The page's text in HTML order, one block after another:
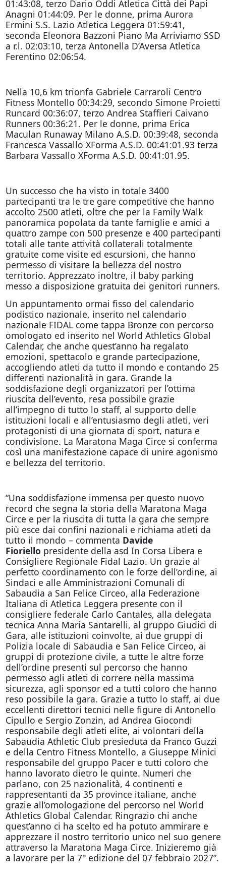
01:43:08, terzo Dario Oddi Atletica Città dei Papi
Anagni 01:44:09. Per le donne, prima Aurora
Ermini S.S. Lazio Atletica Leggera 01:59:41,
seconda Eleonora Bazzoni Piano Ma Arriviamo SSD
a r.l. 02:03:10, terza Antonella D’Aversa Atletica
Ferentino 02:06:54.
Nella 10,6 km trionfa Gabriele Carraroli Centro
Fitness Montello 00:34:29, secondo Simone Proietti
Runcard 00:36:07, terzo Andrea Staffieri Caivano
Runners 00:36:21. Per le donne, prima Erica
Maculan Runaway Milano A.S.D. 00:39:48, seconda
Francesca Vassallo XForma A.S.D. 00:41:01.93 terza
Barbara Vassallo XForma A.S.D. 00:41:01.95.
Un successo che ha visto in totale 3400
partecipanti tra le tre gare competitive che hanno
accolto 2500 atleti, oltre che per la Family Walk
panoramica popolata da tante famiglie e amici a
quattro zampe con 500 presenze e 400 partecipanti
totali alle tante attività collaterali totalmente
gratuite come visite ed escursioni, che hanno
permesso di visitare la bellezza del nostro
territorio. Apprezzato inoltre, il baby parking
messo a disposizione gratuita dei genitori runners.
Un appuntamento ormai fisso del calendario
podistico nazionale, inserito nel calendario
nazionale FIDAL come tappa Bronze con percorso
omologato ed inserito nel World Athletics Global
Calendar, che anche quest’anno ha regalato
emozioni, spettacolo e grande partecipazione,
accogliendo atleti da tutto il mondo e contando 25
differenti nazionalità in gara. Grande la
soddisfazione degli organizzatori per l’ottima
riuscita dell’evento, resa possibile grazie
all’impegno di tutto lo staff, al supporto delle
istituzioni locali e all’entusiasmo degli atleti, veri
protagonisti di una giornata di sport, natura e
condivisione. La Maratona Maga Circe si conferma
così una manifestazione capace di unire agonismo
e bellezza del territorio.
“Una soddisfazione immensa per questo nuovo
record che segna la storia della Maratona Maga
Circe e per la riuscita di tutta la gara che sempre
più esce dai confini nazionali e richiama atleti da
tutto il mondo – commenta Davide
Fioriello presidente della asd In Corsa Libera e
Consigliere Regionale Fidal Lazio. Un grazie al
perfetto coordinamento con le forze dell’ordine, ai
Sindaci e alle Amministrazioni Comunali di
Sabaudia a San Felice Circeo, alla Federazione
Italiana di Atletica Leggera presente con il
consigliere federale Carlo Cantales, alla delegata
tecnica Anna Maria Santarelli, al gruppo Giudici di
Gara, alle istituzioni coinvolte, ai due gruppi di
Polizia locale di Sabaudia e San Felice Circeo, ai
gruppi di protezione civile, a tutte le altre forze
dell’ordine presenti sul percorso che hanno
permesso agli atleti di correre nella massima
sicurezza, agli sponsor ed a tutti coloro che hanno
reso possibile la gara. Grazie a tutto lo staff, ai due
eccellenti direttori tecnici nelle figure di Antonello
Cipullo e Sergio Zonzin, ad Andrea Giocondi
responsabile degli atleti elite, ai volontari della
Sabaudia Athletic Club presieduta da Franco Guzzi
e della Centro Fitness Montello, a Giuseppe Minici
responsabile del gruppo Pacer e tutti coloro che
hanno lavorato dietro le quinte. Numeri che
parlano, con 25 nazionalità, 4 continenti e
rappresentanti da 35 province italiane, anche
grazie all’omologazione del percorso nel World
Athletics Global Calendar. Ringrazio chi anche
quest’anno ci ha scelto ed ha potuto ammirare e
apprezzare il nostro territorio unico nel suo genere
attraverso la Maratona Maga Circe. Inizieremo già
a lavorare per la 7° edizione del 07 febbraio 2027”.